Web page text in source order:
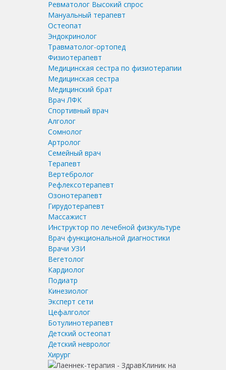
Ревматолог Высокий спрос
Мануальный терапевт
Остеопат
Эндокринолог
Травматолог-ортопед
Физиотерапевт
Медицинская сестра по физиотерапии
Медицинская сестра
Медицинский брат
Врач ЛФК
Спортивный врач
Алголог
Сомнолог
Артролог
Семейный врач
Терапевт
Вертебролог
Рефлексотерапевт
Озонотерапевт
Гирудотерапевт
Массажист
Инструктор по лечебной физкультуре
Врач функциональной диагностики
Врачи УЗИ
Вегетолог
Кардиолог
Подиатр
Кинезиолог
Эксперт сети
Цефалголог
Ботулинотерапевт
Детский остеопат
Детский невролог
Хирург